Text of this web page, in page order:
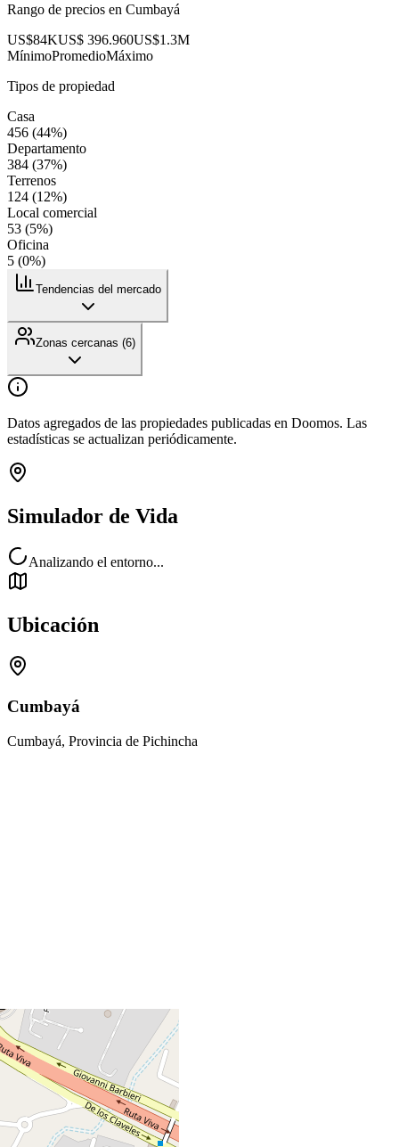
Rango de precios en Cumbayá
US$84KUS$ 396.960US$1.3M
MínimoPromedioMáximo
Tipos de propiedad
Casa
456 (44%)
Departamento
384 (37%)
Terrenos
124 (12%)
Local comercial
53 (5%)
Oficina
5 (0%)
Tendencias del mercado
Zonas cercanas (6)
Datos agregados de las propiedades publicadas en Doomos. Las
estadísticas se actualizan periódicamente.
Simulador de Vida
Analizando el entorno...
Ubicación
Cumbayá
Cumbayá, Provincia de Pichincha